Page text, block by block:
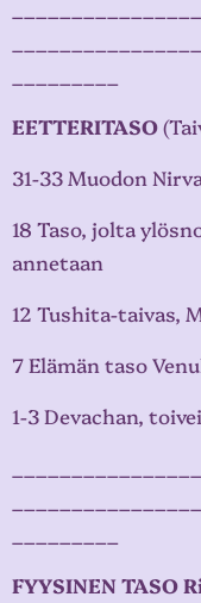
EETTERITASO
31-33 Muodon
18 Taso, jolta
annetaan
12 Tushita-taivas,
7 Elämän taso
1-3 Devachan,
FYYSINEN TASO